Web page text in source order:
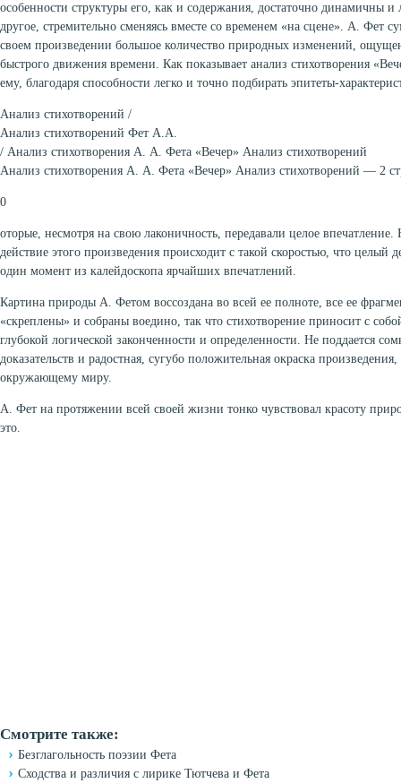
особенности структуры его, как и содержания, достаточно динамичны и
другое, стремительно сменяясь вместе со временем «на сцене». А. Фет
своем произведении большое количество природных изменений,
быстрого движения времени. Как показывает анализ стихотворения
ему, благодаря способности легко и точно подбирать эпитеты-
Анализ стихотворений /
Анализ стихотворений Фет А.А.
/ Анализ стихотворения А. А. Фета «Вечер» Анализ стихотворений
Анализ стихотворения А. А. Фета «Вечер» Анализ стихотворений — 2
0
оторые, несмотря на свою лаконичность, передавали целое
действие этого произведения происходит с такой скоростью, что целый
один момент из калейдоскопа ярчайших впечатлений.
Картина природы А. Фетом воссоздана во всей ее полноте, все ее
«скреплены» и собраны воедино, так что стихотворение приносит с
глубокой логической законченности и определенности. Не поддается
доказательств и радостная, сугубо положительная окраска
окружающему миру.
А. Фет на протяжении всей своей жизни тонко чувствовал красоту
это.
Смотрите также:
Безглагольность поэзии Фета
Сходства и различия с лирике Тютчева и Фета